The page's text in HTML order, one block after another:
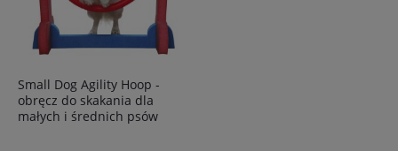
Small Dog Agility Hoop -
obręcz do skakania dla
małych i średnich psów